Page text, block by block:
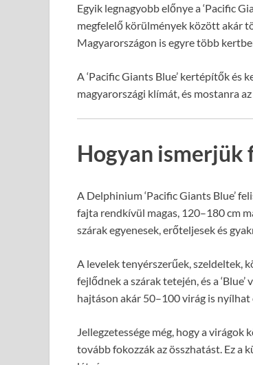
Egyik legnagyobb előnye a ‘Pacific
megfelelő körülmények között akár
Magyarországon is egyre több
A ‘Pacific Giants Blue’ kertépítők és
magyarországi klímát, és mostanra
Hogyan ismerjük
A Delphinium ‘Pacific Giants Blue’
fajta rendkívül magas, 120–180 cm
szárak egyenesek, erőteljesek és
A levelek tenyérszerűek, szeldeltek,
fejlődnek a szárak tetején, és a
hajtáson akár 50–100 virág is nyílhat
Jellegzetessége még, hogy a virágok
tovább fokozzák az összhatást. Ez a